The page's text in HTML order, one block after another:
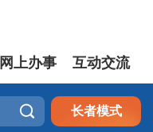
网上办事 互动交流
 长者模式